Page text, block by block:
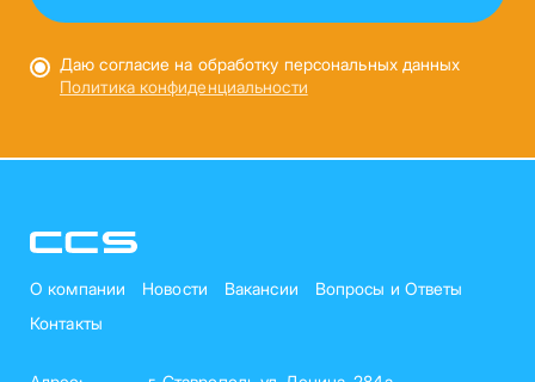
Даю согласие на обработку персональных данных
Политика конфиденциальности
О компании Новости Вакансии
Вопросы и Ответы
Контакты